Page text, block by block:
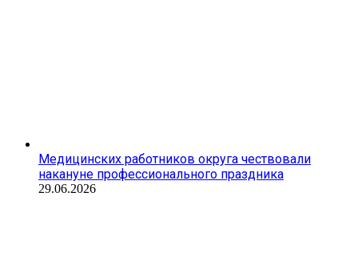
Медицинских работников округа чествовали
накануне профессионального праздника
29.06.2026